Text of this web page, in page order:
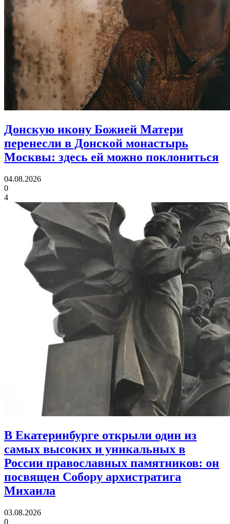
Донскую икону Божией Матери
перенесли в Донской монастырь
Москвы: здесь ей можно поклониться
04.08.2026
0
4
В Екатеринбурге открыли один из
самых высоких и уникальных в
России православных памятников: он
посвящен Собору архистратига
Михаила
03.08.2026
0